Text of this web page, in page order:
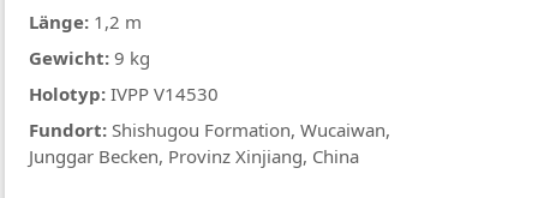
Länge: 1,2 m
Gewicht:9 kg
Holotyp:IVPP V14530
Fundort: Shishugou Formation, Wucaiwan,
Junggar Becken, Provinz Xinjiang, China